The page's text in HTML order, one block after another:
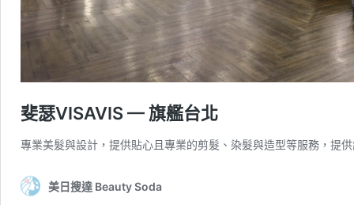
斐瑟VISAVIS — 旗艦台北
專業美髮與設計，提供貼心且專業的剪髮、染髮與造型等服務，
美日搜達 Beauty Soda